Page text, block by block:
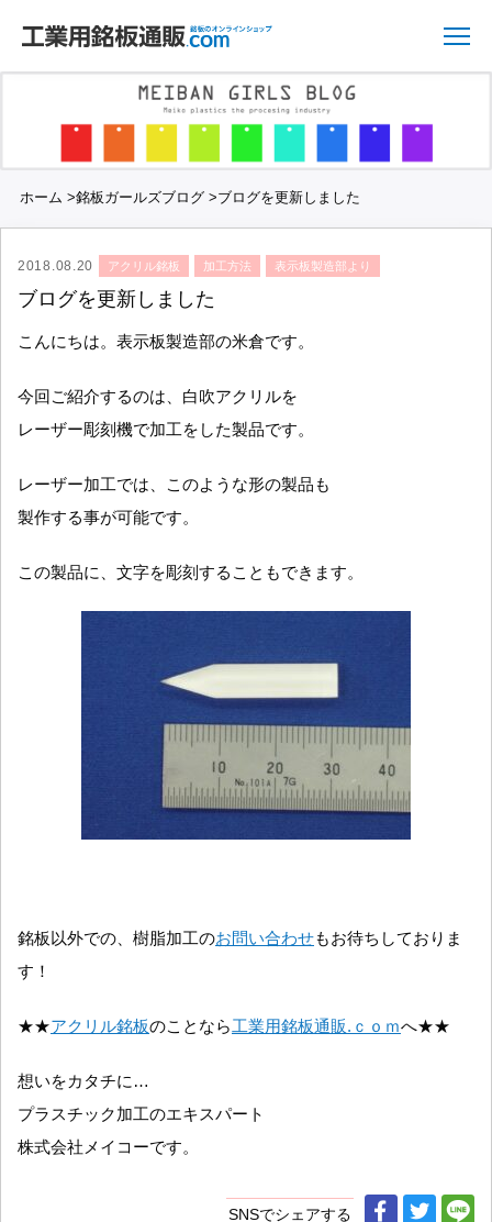
ホーム >銘板ガールズブログ>ブログを更新しました
2018.08.20 アクリル銘板 加工方法 表示板製造部より
ブログを更新しました
こんにちは。表示板製造部の米倉です。
今回ご紹介するのは、白吹アクリルを
レーザー彫刻機で加工をした製品です。
レーザー加工では、このような形の製品も
製作する事が可能です。
この製品に、文字を彫刻することもできます。
銘板以外での、樹脂加工のお問い合わせもお待ちしておりま
す！
★★アクリル銘板のことなら工業用銘板通販.ｃｏｍへ★★
想いをカタチに…
プラスチック加工のエキスパート
株式会社メイコーです。
SNSでシェアする